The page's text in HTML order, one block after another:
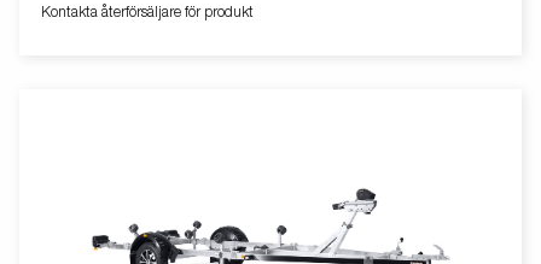
Kontakta återförsäljare för produkt